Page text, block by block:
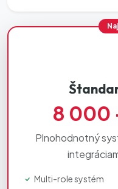
8 000
Plnohodnotný
Multi-role systém